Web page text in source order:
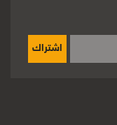
اشتراك